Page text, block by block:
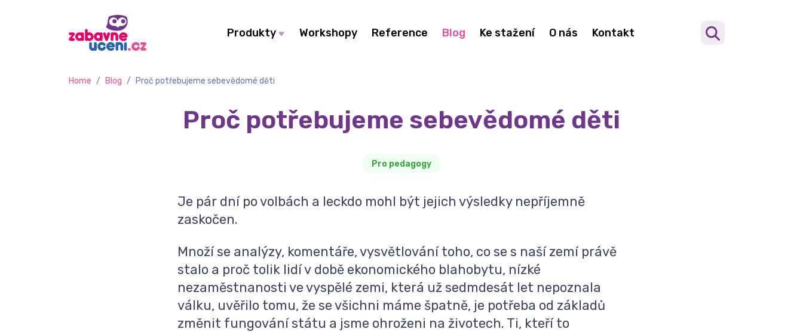
Produkty Workshopy Reference Blog Ke stažení O nás Kontakt
Home / Blog / Proč potřebujeme sebevědomé děti
Proč potřebujeme sebevědomé děti
Pro pedagogy
Je pár dní po volbách a leckdo mohl být jejich výsledky nepříjemně
zaskočen.
Množí se analýzy, komentáře, vysvětlování toho, co se s naší zemí právě
stalo a proč tolik lidí v době ekonomického blahobytu, nízké
nezaměstnanosti ve vyspělé zemi, která už sedmdesát let nepoznala
válku, uvěřilo tomu, že se všichni máme špatně, je potřeba od základů
změnit fungování státu a jsme ohroženi na životech. Ti, kteří to